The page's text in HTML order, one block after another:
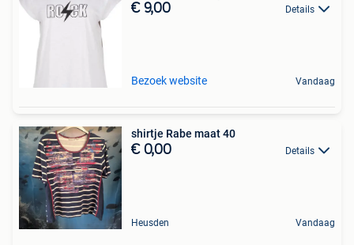
€ 9,00 Details
Bezoek website Vandaag
shirtje Rabe maat 40
€ 0,00 Details
Heusden Vandaag